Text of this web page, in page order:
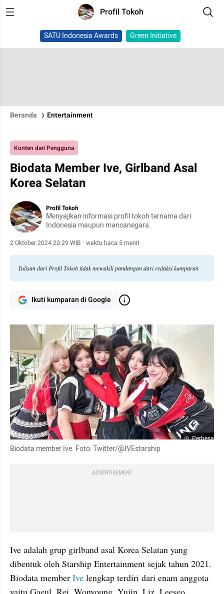
Profil Tokoh
SATU Indonesia Awards Green Initiative
Beranda Entertainment
Konten dari Pengguna
Biodata Member Ive, Girlband Asal
Korea Selatan
Profil Tokoh
Menyajikan informasi profil tokoh ternama dari
Indonesia maupun mancanegara.
2 Oktober 2024 20:29 WIB · waktu baca 5 menit
Tulisan dari Profil Tokoh tidak mewakili pandangan dari redaksi kumparan
Ikuti kumparan di Google
Perbesar
Biodata member Ive. Foto: Twitter/@IVEstarship
ADVERTISEMENT
Ive adalah grup girlband asal Korea Selatan yang
dibentuk oleh Starship Entertainment sejak tahun 2021.
Biodata member Ive lengkap terdiri dari enam anggota
yaitu Gaeul, Rei, Wonyoung, Yujin, Liz, Leeseo.